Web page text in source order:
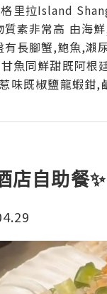
里拉Island
質素非常高 由海
有長腳蟹,鮑魚,瀨
魚同鮮甜既阿根
味既椒鹽龍蝦鉗,
香加埋金蠔既鮮
店自助餐✨